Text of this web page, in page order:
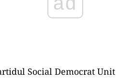
în zona civică sau locală.
– Partidul Național